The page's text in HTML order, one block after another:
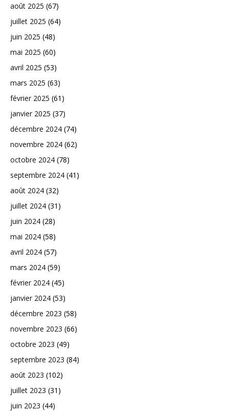
août 2025 (67)
juillet 2025 (64)
juin 2025 (48)
mai 2025 (60)
avril 2025 (53)
mars 2025 (63)
février 2025 (61)
janvier 2025 (37)
décembre 2024 (74)
novembre 2024 (62)
octobre 2024 (78)
septembre 2024 (41)
août 2024 (32)
juillet 2024 (31)
juin 2024 (28)
mai 2024 (58)
avril 2024 (57)
mars 2024 (59)
février 2024 (45)
janvier 2024 (53)
décembre 2023 (58)
novembre 2023 (66)
octobre 2023 (49)
septembre 2023 (84)
août 2023 (102)
juillet 2023 (31)
juin 2023 (44)